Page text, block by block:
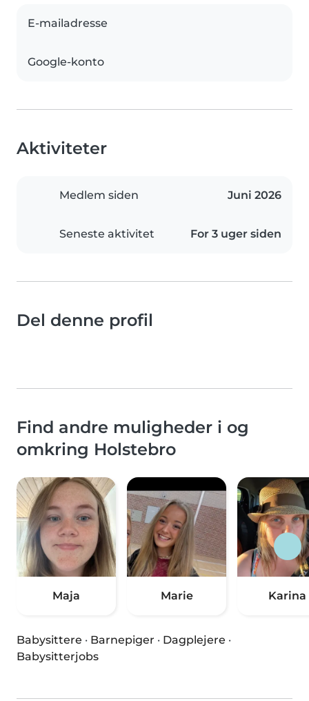
E-mailadresse
Google-konto
Aktiviteter
Medlem siden Juni 2026
Seneste aktivitet For 3 uger siden
Del denne profil
Find andre muligheder i og
omkring Holstebro
Maja Marie Karina
Babysittere · Barnepiger · Dagplejere ·
Babysitterjobs